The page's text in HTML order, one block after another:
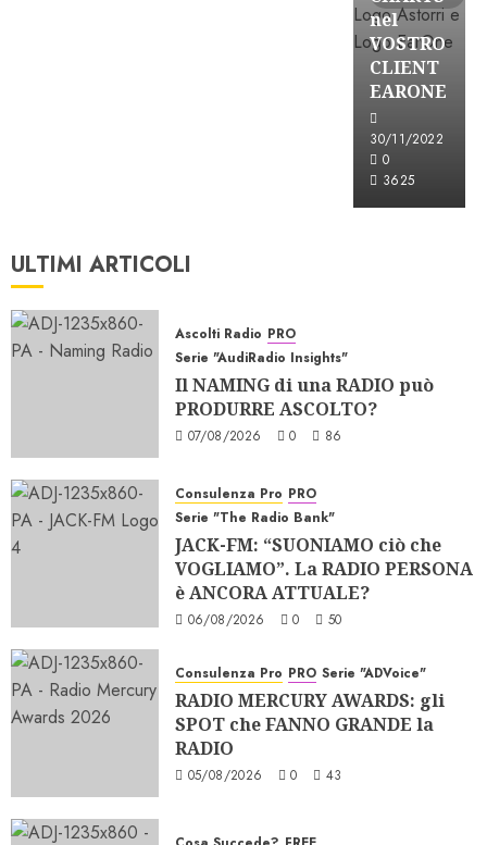
nel
VOSTRO
CLIENT
EARONE
30/11/2022
0
3625
ULTIMI ARTICOLI
Ascolti Radio PRO
Serie "AudiRadio Insights"
Il NAMING di una RADIO può
PRODURRE ASCOLTO?
07/08/2026 0 86
Consulenza Pro PRO
Serie "The Radio Bank"
JACK-FM: “SUONIAMO ciò che
VOGLIAMO”. La RADIO PERSONA
è ANCORA ATTUALE?
06/08/2026 0 50
Consulenza Pro PRO Serie "ADVoice"
RADIO MERCURY AWARDS: gli
SPOT che FANNO GRANDE la
RADIO
05/08/2026 0 43